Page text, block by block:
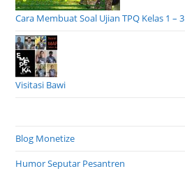
Cara Membuat Soal Ujian TPQ Kelas 1 – 3
Visitasi Bawi
Blog Monetize
Humor Seputar Pesantren